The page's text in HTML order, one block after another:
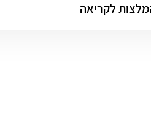
לקריאה